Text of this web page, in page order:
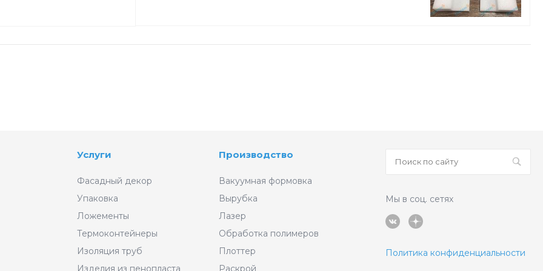
Услуги
Фасадный декор
Упаковка
Ложементы
Термоконтейнеры
Изоляция труб
Изделия из пенопласта
Производство
Вакуумная формовка
Вырубка
Лазер
Обработка полимеров
Плоттер
Раскрой
Мы в соц. сетях
Политика конфиденциальности